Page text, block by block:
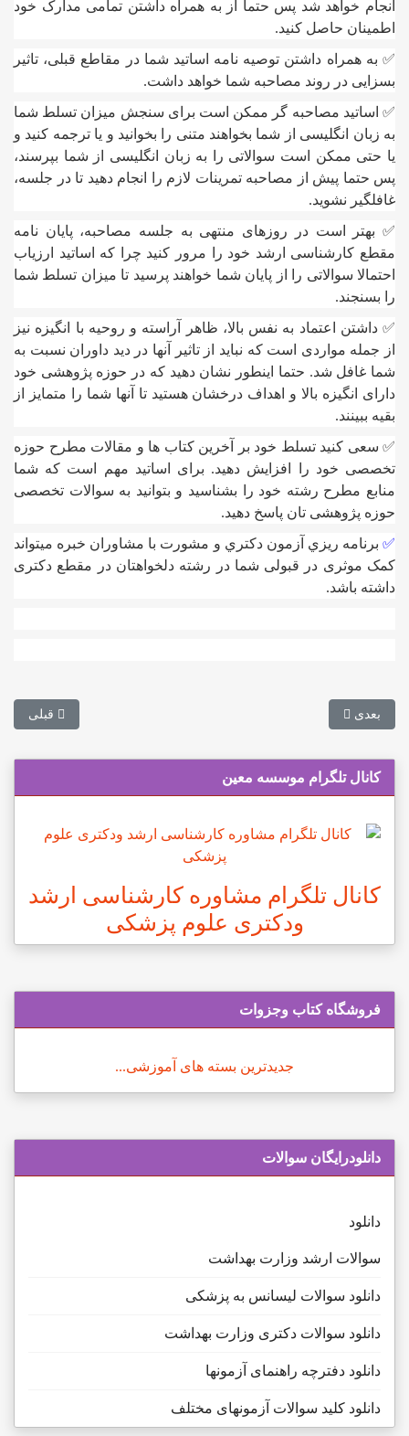
انجام خواهد شد پس حتما از به همراه داشتن تمامی مدارک خود
اطمینان حاصل کنید.
✅ به همراه داشتن توصیه نامه اساتید شما در مقاطع قبلی، تاثیر
بسزایی در روند مصاحبه شما خواهد داشت.
✅ اساتید مصاحبه گر ممکن است برای سنجش میزان تسلط شما
به زبان انگلیسی از شما بخواهند متنی را بخوانید و یا ترجمه کنید و
یا حتی ممکن است سوالاتی را به زبان انگلیسی از شما بپرسند،
پس حتما پیش از مصاحبه تمرینات لازم را انجام دهید تا در جلسه،
غافلگیر نشوید.
✅ بهتر است در روزهای منتهی به جلسه مصاحبه، پایان نامه
مقطع کارشناسی ارشد خود را مرور کنید چرا که اساتید ارزیاب
احتمالا سوالاتی را از پایان شما خواهند پرسید تا میزان تسلط شما
را بسنجند.
✅ داشتن اعتماد به نفس بالا، ظاهر آراسته و روحیه با انگیزه نیز
از جمله مواردی است که نباید از تاثیر آنها در دید داوران نسبت به
شما غافل شد. حتما اینطور نشان دهید که در حوزه پژوهشی خود
دارای انگیزه بالا و اهداف درخشان هستید تا آنها شما را متمایز از
بقیه ببینند.
✅ سعی کنید تسلط خود بر آخرین کتاب ها و مقالات مطرح حوزه
تخصصی خود را افزایش دهید. برای اساتید مهم است که شما
منابع مطرح رشته خود را بشناسید و بتوانید به سوالات تخصصی
حوزه پژوهشی تان پاسخ دهید.
✅ برنامه ريزي آزمون دکتري و مشورت با مشاوران خبره میتواند
کمک موثری در قبولی شما در رشته دلخواهتان در مقطع دکتری
داشته باشد.
مطلب قبلی:
قبلی مطلب بعدی: قوانين کلی توقف و يا انصراف از طرح پزشکی
بعدی
کانال تلگرام موسسه معین
کانال تلگرام مشاوره کارشناسی ارشد
ودکتری علوم پزشکی
فروشگاه کتاب وجزوات
جدیدترین بسته های آموزشی...
دانلودرایگان سوالات
دانلود
سوالات ارشد وزارت بهداشت
دانلود سوالات لیسانس به پزشکی
دانلود سوالات دکتری وزارت بهداشت
دانلود دفترچه راهنمای آزمونها
دانلود کلید سوالات آزمونهای مختلف